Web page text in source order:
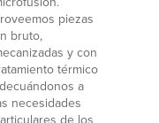
piezas
bruto,
y con
térmico
a
necesidades